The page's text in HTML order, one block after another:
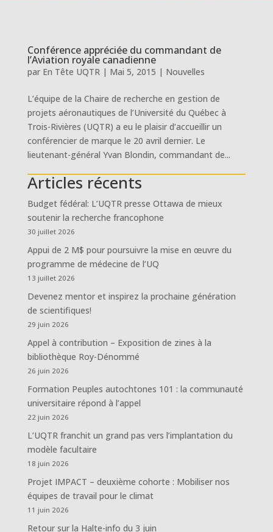
Conférence appréciée du commandant de
l’Aviation royale canadienne
par En Tête UQTR| Mai 5, 2015 | Nouvelles
L’équipe de la Chaire de recherche en gestion de
projets aéronautiques de l’Université du Québec à
Trois-Rivières (UQTR) a eu le plaisir d’accueillir un
conférencier de marque le 20 avril dernier. Le
lieutenant-général Yvan Blondin, commandant de...
Articles récents
Budget fédéral: L’UQTR presse Ottawa de mieux
soutenir la recherche francophone
30 juillet 2026
Appui de 2 M$ pour poursuivre la mise en œuvre du
programme de médecine de l’UQ
13 juillet 2026
Devenez mentor et inspirez la prochaine génération
de scientifiques!
29 juin 2026
Appel à contribution – Exposition de zines à la
bibliothèque Roy-Dénommé
26 juin 2026
Formation Peuples autochtones 101 : la communauté
universitaire répond à l’appel
22 juin 2026
L’UQTR franchit un grand pas vers l’implantation du
modèle facultaire
18 juin 2026
Projet IMPACT – deuxième cohorte : Mobiliser nos
équipes de travail pour le climat
11 juin 2026
Retour sur la Halte-info du 3 juin